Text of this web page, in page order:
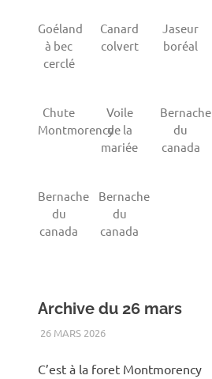
Goéland
à bec
cerclé
Canard
colvert
Jaseur
boréal
Chute
Montmorency
Voile
de la
mariée
Bernache
du
canada
Bernache
du
canada
Bernache
du
canada
Archive du 26 mars
26 MARS 2026RENATO
2011
C’est à la foret Montmorency